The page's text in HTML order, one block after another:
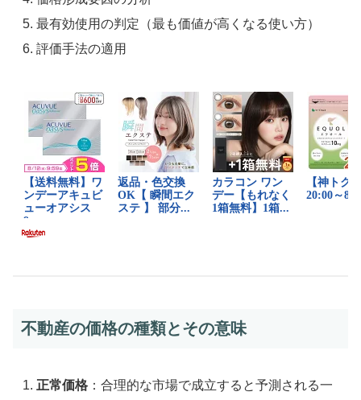
最有効使用の判定（最も価値が高くなる使い方）
評価手法の適用
不動産の価格の種類とその意味
正常価格 ：合理的な市場で成立すると予測される一